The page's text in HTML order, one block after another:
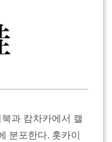
과 캄차카에서 캘
분포한다. 홋카이